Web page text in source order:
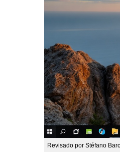
Revisado por Stéfano